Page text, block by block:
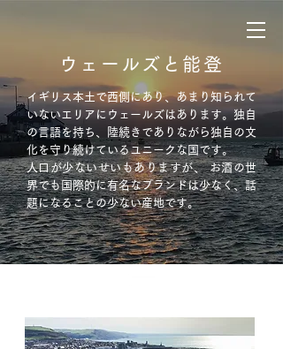
ウェールズと能登
イギリス本土で西側にあり、あまり知られて
いないエリアにウェールズはあります。独自
の言語を持ち、陸続きでありながら独自の文
化を守り続けているユニークな国です。
人口が少ないせいもありますが、 お酒の世
界でも国際的に有名なブランドは少なく、話
題になることの少ない産地です。